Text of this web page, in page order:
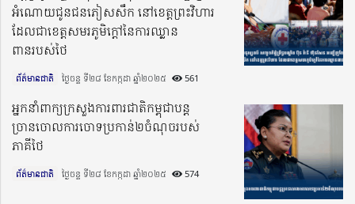
អំណោយ​ជូនជនភៀសសឹក នៅខេត្តព្រះវិហារ
ដែលជាខេត្តសមរភូមិក្តៅ​នៃការ​ឈ្លាន​
ពានរបស់ថៃ
ព័ត៌មានជាតិ ថ្ងៃចន្ទ ទី២៨ ខែកក្កដា ឆ្នាំ២០២៥​ 561
អ្នកនាំពាក្យក្រសួងការពារជាតិកម្ពុជាបន្ត
ច្រានចោលការចោទប្រកាន់២ចំណុចរបស់
ភាគីថៃ
ព័ត៌មានជាតិ ថ្ងៃចន្ទ ទី២៨ ខែកក្កដា ឆ្នាំ២០២៥​ 574